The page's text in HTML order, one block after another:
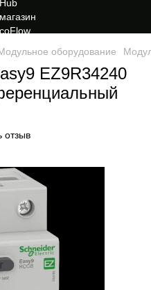
оборудование
EZ9R34240
отзыв